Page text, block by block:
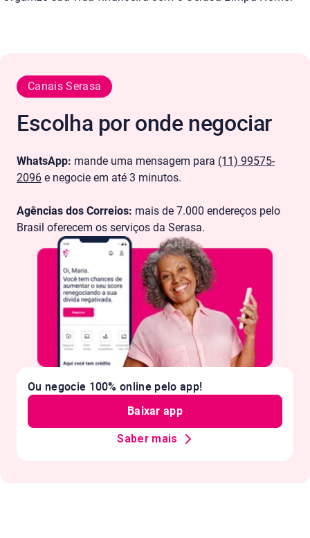
Conferir ofertas
Canais Serasa
Escolha por onde negociar
WhatsApp: mande uma mensagem para (11) 99575-
2096 e negocie em até 3 minutos.
Agências dos Correios: mais de 7.000 endereços pelo
Brasil oferecem os serviços da Serasa.
Ou negocie 100% online pelo app!
Baixar app
Saber mais